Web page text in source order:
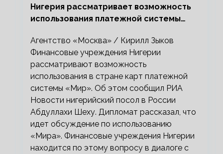
Нигерия рассматривает возможность
использования платежной системы
Агентство «Москва» / Кирилл Зыков
Финансовые учреждения Нигерии
рассматривают возможность
использования в стране карт платежной
системы «Мир». Об этом сообщил РИА
Новости нигерийский посол в России
Абдуллахи Шеху. Дипломат рассказал, что
идет обсуждение по использованию
«Мира». Финансовые учреждения Нигерии
находится по этому вопросу в диалоге с